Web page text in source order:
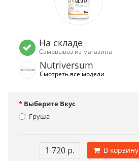
На складе
Самовывоз из магазина
Nutriversum
Смотреть все модели
Выберите Вкус
Груша
1 720 р. В корзину